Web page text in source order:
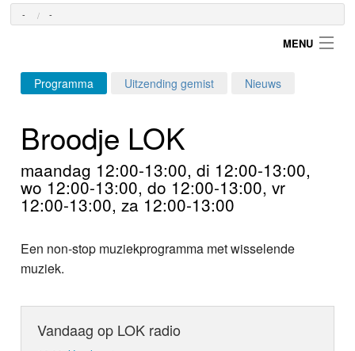
- -
MENU
Login
Home
Programma's
Nieuws
Foto's
Webcam
Programma Uitzending gemist Nieuws
Broodje LOK
maandag 12:00-13:00, di 12:00-13:00,
wo 12:00-13:00, do 12:00-13:00, vr
12:00-13:00, za 12:00-13:00
Een non-stop muziekprogramma met wisselende
muziek.
Vandaag op LOK radio